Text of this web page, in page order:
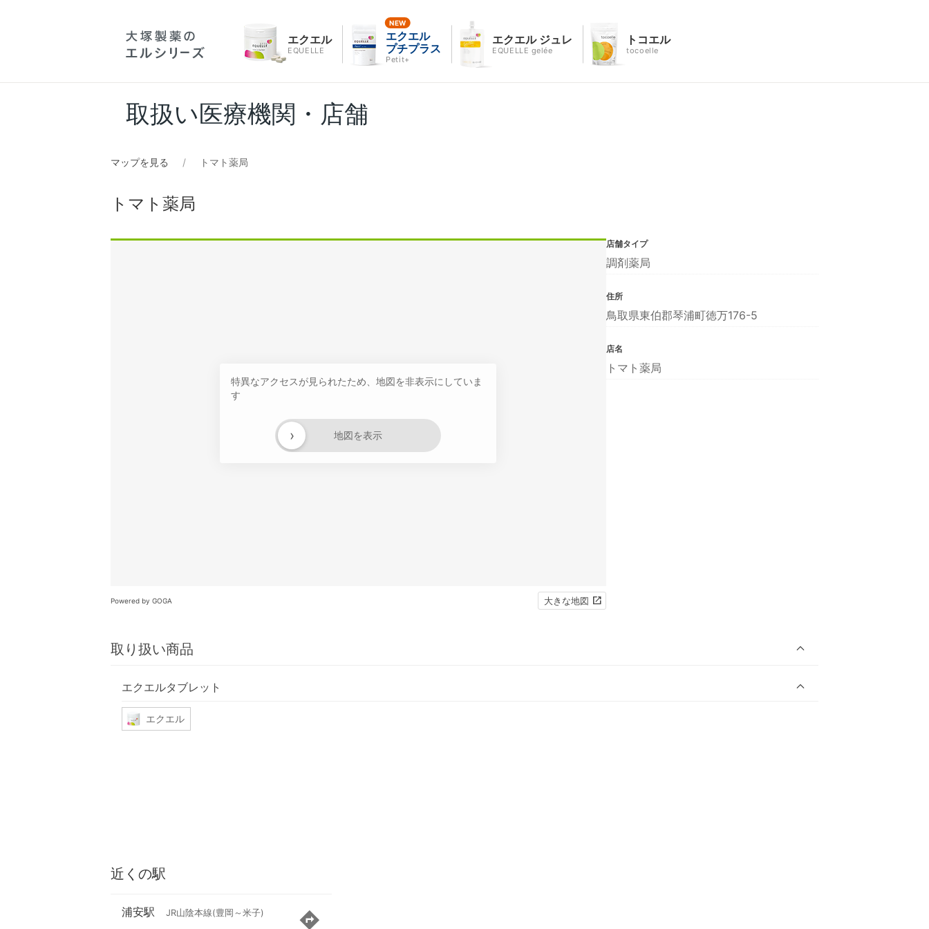
エクエル
EQUELLE
エクエル
プチプラス
Petit+
エクエル ジュレ
EQUELLE gelée
トコエル
tocoelle
取扱い医療機関・店舗
マップを見る トマト薬局
トマト薬局
特異なアクセスが見られたため、地図を非表示にしていま
す
地図を表示
›
Powered by GOGA 大きな地図
取り扱い商品
エクエルタブレット
エクエル
店舗タイプ
調剤薬局
住所
鳥取県東伯郡琴浦町徳万176-5
店名
トマト薬局
近くの駅
浦安駅 JR山陰本線(豊岡～米子)